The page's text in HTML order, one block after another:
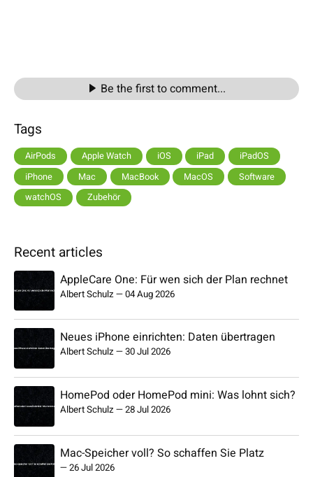
Be the first to comment...
Tags
AirPods Apple Watch iOS iPad
iPadOS
iPhone
Mac MacBook MacOS
Software
watchOS
Zubehör
Recent articles
AppleCare One: Für wen sich der Plan rechnet
Albert Schulz—04 Aug 2026
Neues iPhone einrichten: Daten übertragen
Albert Schulz—30 Jul 2026
HomePod oder HomePod mini: Was lohnt sich?
Albert Schulz—28 Jul 2026
Mac-Speicher voll? So schaffen Sie Platz
—26 Jul 2026